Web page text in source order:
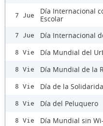
7 Jue
Día Internacional
Escolar
7 Jue Día Internacional
8 Vie Día Mundial del
8 Vie Día Mundial de la
8 Vie Día de la
8 Vie Día del Peluquero
8 Vie Día Mundial sin